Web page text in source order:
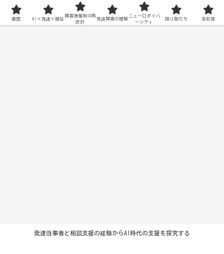
発達当事者と相談支援の経験からAI時代の支援を探究する
遍歴 AI×発達×福祉
障害者雇用の再
設計
発達障害の理解
ニューロダイバ
ーシティ
語り部たち 全記録